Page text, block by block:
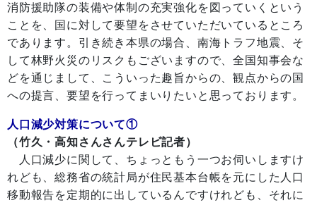
消防援助隊の装備や体制の充実強化を図っていくという
ことを、国に対して要望をさせていただいているところ
であります。引き続き本県の場合、南海トラフ地震、そ
して林野火災のリスクもございますので、全国知事会な
どを通じまして、こういった趣旨からの、観点からの国
への提言、要望を行ってまいりたいと思っております。
人口減少対策について①
（竹久・高知さんさんテレビ記者）
人口減少に関して、ちょっともう一つお伺いしますけ
れども、総務省の統計局が住民基本台帳を元にした人口
移動報告を定期的に出しているんですけれども、それに